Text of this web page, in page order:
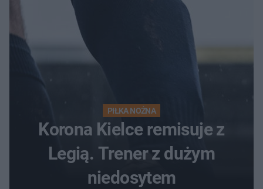
PIŁKA NOŻNA
Korona Kielce remisuje z
Legią. Trener z dużym
niedosytem